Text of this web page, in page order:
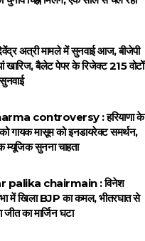
अत्री मामले में सुनवाई आज, बीजेपी
खारिज, बैलेट पेपर के रिजेक्ट 215 वोटों
controversy : हरियाणा के
को गायक मासूम को इनडायरेक्ट समर्थन,
सुनना चाहता
palika chairmain : विनेश
में खिला BJP का कमल, भीतरघात से
जीत का मार्जिन घटा